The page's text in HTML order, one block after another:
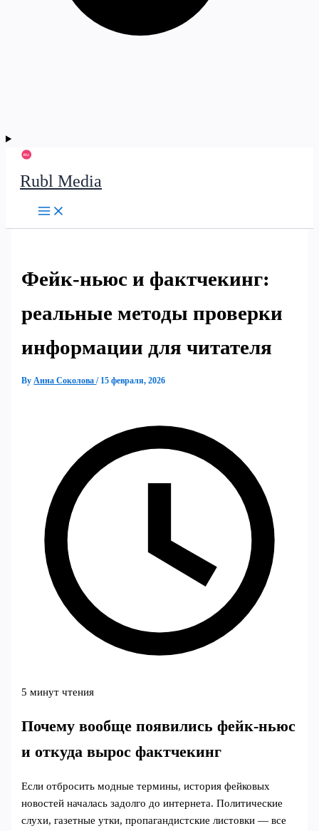
Rubl Media
Фейк-ньюс и фактчекинг:
реальные методы проверки
информации для читателя
ByАнна Соколова/ 15 февраля, 2026
5 минут чтения
Почему вообще появились фейк-ньюс
и откуда вырос фактчекинг
Если отбросить модные термины, история фейковых
новостей началась задолго до интернета. Политические
слухи, газетные утки, пропагандистские листовки — все